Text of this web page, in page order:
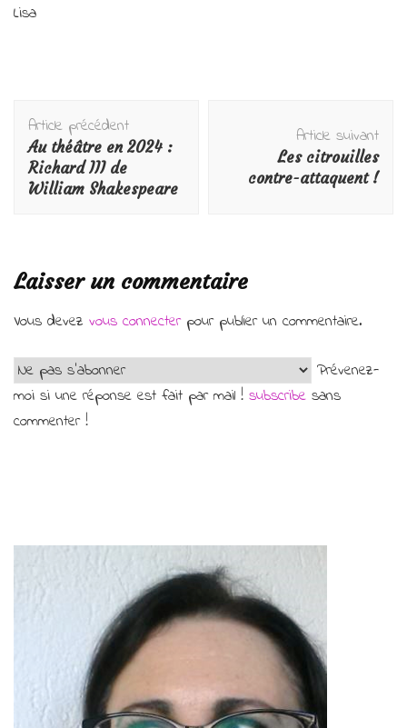
Lisa
Navigation
d'article
Article précédent
Au théâtre en 2024 :
Richard III de
William Shakespeare
Article suivant
Les citrouilles
contre-attaquent !
Laisser un commentaire
Vous devez vous connecterpour publier un commentaire.
Prévenez-
moi si une réponse est fait par mail ! subscribe sans
commenter !